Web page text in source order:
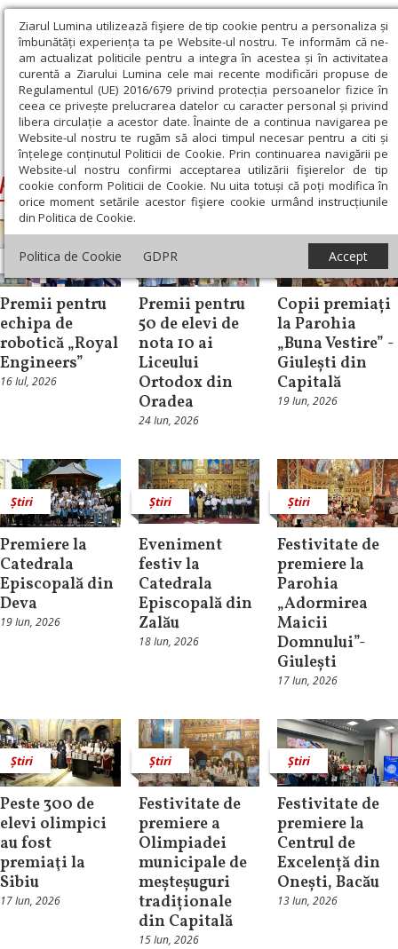
Ziarul Lumina utilizează fişiere de tip cookie pentru a personaliza și
îmbunătăți experiența ta pe Website-ul nostru. Te informăm că ne-
am actualizat politicile pentru a integra în acestea și în activitatea
curentă a Ziarului Lumina cele mai recente modificări propuse de
Regulamentul (UE) 2016/679 privind protecția persoanelor fizice în
ceea ce privește prelucrarea datelor cu caracter personal și privind
libera circulație a acestor date. Înainte de a continua navigarea pe
Website-ul nostru te rugăm să aloci timpul necesar pentru a citi și
înțelege conținutul Politicii de Cookie. Prin continuarea navigării pe
Website-ul nostru confirmi acceptarea utilizării fişierelor de tip
cookie conform Politicii de Cookie. Nu uita totuși că poți modifica în
orice moment setările acestor fişiere cookie urmând instrucțiunile
din Politica de Cookie.
Politica de Cookie GDPR Accept
Ziarul Lumina › premiere
premiere
Știri
Premii pentru
echipa de
robotică „Royal
Engineers”
16 Iul, 2026
Știri
Premii pentru
50 de elevi de
nota 10 ai
Liceului
Ortodox din
Oradea
24 Iun, 2026
Copii premiați
la Parohia
„Buna Vestire” -
Giulești din
Capitală
19 Iun, 2026
Știri
Premiere la
Catedrala
Episcopală din
Deva
19 Iun, 2026
Știri
Eveniment
festiv la
Catedrala
Episcopală din
Zalău
18 Iun, 2026
Știri
Festivitate de
premiere la
Parohia
„Adormirea
Maicii
Domnului”-
Giulești
17 Iun, 2026
Știri
Peste 300 de
elevi olimpici
au fost
premiaţi la
Sibiu
17 Iun, 2026
Știri
Festivitate de
premiere a
Olimpiadei
municipale de
meșteșuguri
tradiționale
din Capitală
15 Iun, 2026
Știri
Festivitate de
premiere la
Centrul de
Excelență din
Onești, Bacău
13 Iun, 2026